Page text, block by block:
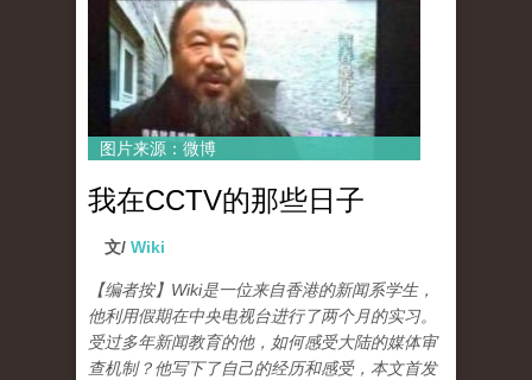
图片来源：微博
我在CCTV的那些日子
文/ Wiki
【编者按】Wiki是一位来自香港的新闻系学生，
他利用假期在中央电视台进行了两个月的实习。
受过多年新闻教育的他，如何感受大陆的媒体审
查机制？他写下了自己的经历和感受，本文首发